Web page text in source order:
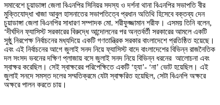
সমাবেশে চুয়াডাঙ্গা জেলা বিএনপির সিনিয়র সদস্য ও দর্শনা থানা বিএনপির সভাপতি বীর
মুক্তিযোদ্ধা খাজা আবুল হাসনাতের সভাপতিত্বে প্রধান অতিথি হিসেবে বক্তব্য দেন
চুয়াডাঙ্গা জেলা বিএনপির সাধারণ সম্পাদক মো. শরীফুজ্জামান শরীফ। এসময় তিনি বলেন,
‘দীর্ঘদিন ফ্যাসিস্ট সরকারের বিরুদ্ধে আন্দোলনের পর অন্তর্বর্তী সরকারের আমলে একটি
সুষ্ঠু নিরপেক্ষ নির্বাচনের মধ্যদিয়ে একটি গণতান্ত্রিক সরকার বাংলাদেশে প্রতিষ্ঠিত হয়েছে।
এবং এই নির্বাচনের আগে জুলাই সনদ নিয়ে ফ্যাসিস্ট বাদে বাংলাদেশের বিভিন্ন রাজনৈতিক
দল সংসদ ভবনের দক্ষিণ প্লাজায় বসে জুলাই সনদ নিয়ে বিভিন্ন ধরনের আলোচনা এবং
স্বাক্ষর করেছিল। সেই স্বাক্ষরের পরিপেক্ষিতে একটি ‘হ্যা’- ‘না’ ভোট হয়েছিল। এই
জুলাই সনদে সমস্ত দলের সম্মতিক্রমে যেটা স্বাক্ষরিত হয়েছিল, সেটা বিএনপি অক্ষরে
অক্ষরে পালন করতে চায়।